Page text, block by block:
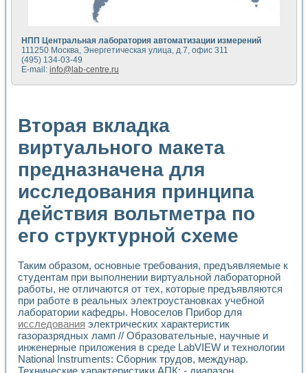
Исследование возможности создания экономичного
Исследование кинетики движения макрочастиц в
Метод прогнозирования свойств дисперсных продуктов
Недорогая система управления сверхпроводящим
Применение технологий NI в курсе экспериментальной
Расчет переноса аэрозоля и выпадения осадка в
Применение NI VISION для геометрического анализа в
Система температурной стабилизации
Управление движением с помощью программно -
Определение параметров всплывающих газовых
Система управления асинхронным тиристорным
Лазерный профилометр
Применение средств NATIONAL INSTRUMENTS для
Разработка автоматизированного стенда для
Автоматизированный стенд рентгеновской диагностики
Высокочувствительные оптоэлектронные
Исследование кинетики зарождения и развития
Лабораторный электрический импедансный томограф на
Микрозондовая система для характеризации
Метод траекторий в исследовании
Промышленная автоматизация
Автоматизация технологических процессов получения
Использование систем технического зрения для контроля
Исследование электромагнитных переходных процессов
НПП Центральная лаборатория автоматизации измерений
111250 Москва, Энергетическая улица, д.7, офис 311
(495) 134-03-49
E-mail: info@lab-centre.ru
Вторая вкладка
виртуального макета
предназначена для
исследования принципа
действия вольтметра по
его структурной схеме
Таким образом, основные требования, предъявляемые к
студентам при выполнении виртуальной лабораторной
работы, не отличаются от тех, которые предъявляются
при работе в реальных электроустановках учебной
лаборатории кафедры. Новоселов Прибор для
исследования электрических характеристик
газоразрядных ламп // Образовательные, научные и
инженерные приложения в среде LabVIEW и технологии
National Instruments: Сборник трудов, междунар.